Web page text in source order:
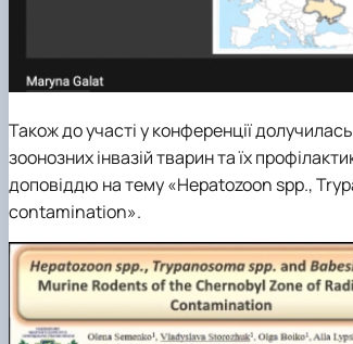
Також до участі у конференції
зоонозних інвазій тварин та їх
доповіддю на тему «Hepatozoon spp.,
contamination».